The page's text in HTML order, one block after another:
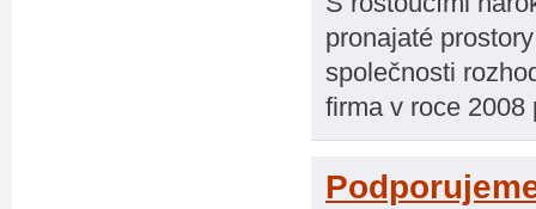
pronajaté
společnosti
firma v roce 2008